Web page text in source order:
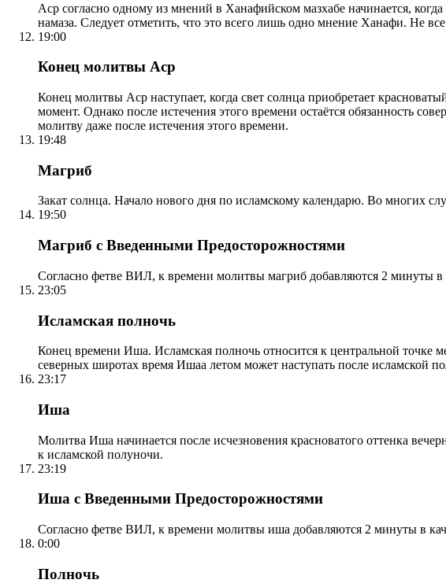
Аср согласно одному из мнений в Ханафийском мазхабе начинается,
намаза. Следует отметить, что это всего лишь одно мнение Ханафи. Не
19:00
Конец молитвы Аср
Конец молитвы Аср наступает, когда свет солнца приобретает
момент. Однако после истечения этого времени остаётся обязанность
молитву даже после истечения этого времени.
19:48
Магриб
Закат солнца. Начало нового дня по исламскому календарю. Во многих
19:50
Магриб с Введенными Предосторожностями
Согласно фетве ВИЛ, к времени молитвы магриб добавляются 2 минуты в
23:05
Исламская полночь
Конец времени Иша. Исламская полночь относится к центральной точке
северных широтах время Ишаа летом может наступать после исламской
23:17
Иша
Молитва Иша начинается после исчезновения красноватого оттенка
к исламской полуночи.
23:19
Иша с Введенными Предосторожностями
Согласно фетве ВИЛ, к времени молитвы иша добавляются 2 минуты в
0:00
Полночь